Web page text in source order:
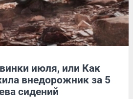
июля, или Как
внедорожник за 5
сидений